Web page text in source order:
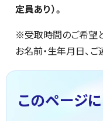
定員あり）。
※受取時間のご希望
お名前・生年月日、
このページ